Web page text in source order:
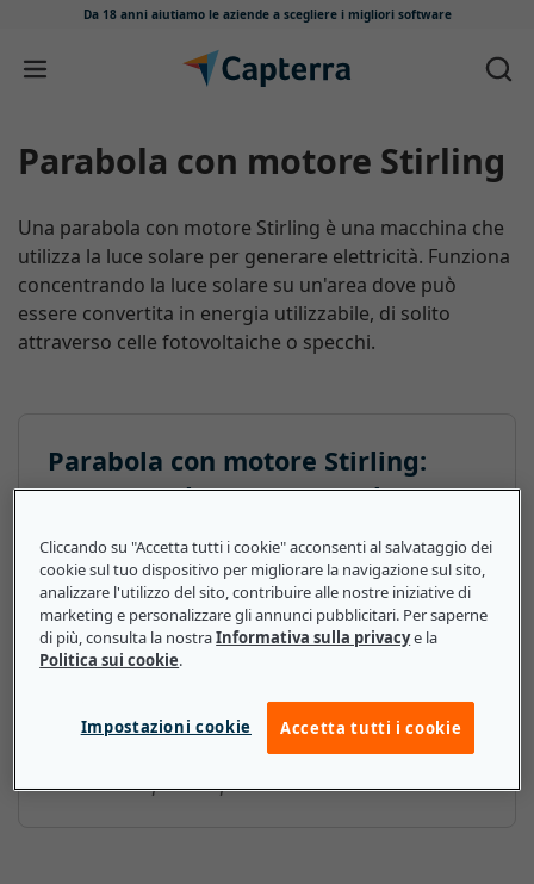
Da 18 anni aiutiamo le aziende a scegliere i migliori software
Salta e vai al contenuto
Parabola con motore Stirling
Una parabola con motore Stirling è una macchina che
utilizza la luce solare per generare elettricità. Funziona
concentrando la luce solare su un'area dove può
essere convertita in energia utilizzabile, di solito
attraverso celle fotovoltaiche o specchi.
Parabola con motore Stirling:
ecco cosa devono sapere le
piccole e medie imprese
I motori Stirling sono utilizzati in molti contesti,
comprese le centrali elettriche e le stazioni spaziali.
Possono anche essere impiegati per fornire energia
ad abitazioni e aziende; tuttavia, per via delle loro
dimensioni e complessità, richiedono grandi
quantità di terreno ed elevati costi di manutenzione
per funzionare efficacemente. Inoltre, sono meno
adattabili rispetto ai pannelli solari.
Cliccando su "Accetta tutti i cookie" acconsenti al salvataggio dei
cookie sul tuo dispositivo per migliorare la navigazione sul sito,
analizzare l'utilizzo del sito, contribuire alle nostre iniziative di
marketing e personalizzare gli annunci pubblicitari. Per saperne
di più, consulta la nostraInformativa sulla privacye la
Politica sui cookie.
Impostazioni cookie Accetta tutti i cookie